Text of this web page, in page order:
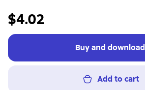
$4.02
Buy and download
Add to cart